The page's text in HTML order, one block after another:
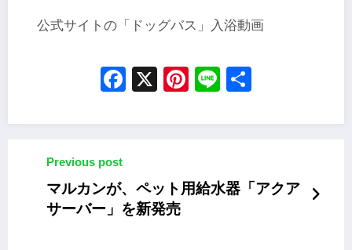
公式サイトの「ドッグバス」入浴動画
Facebook
X Pinterest
Line
Previous post
マルカンが、ペット用給水器「アクア
サーバー」を新発売